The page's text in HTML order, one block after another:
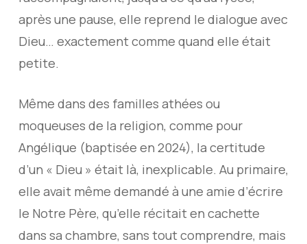
après une pause, elle reprend le dialogue avec
Dieu… exactement comme quand elle était
petite.
Même dans des familles athées ou
moqueuses de la religion, comme pour
Angélique (baptisée en 2024), la certitude
d’un « Dieu » était là, inexplicable. Au primaire,
elle avait même demandé à une amie d’écrire
le Notre Père, qu’elle récitait en cachette
dans sa chambre, sans tout comprendre, mais